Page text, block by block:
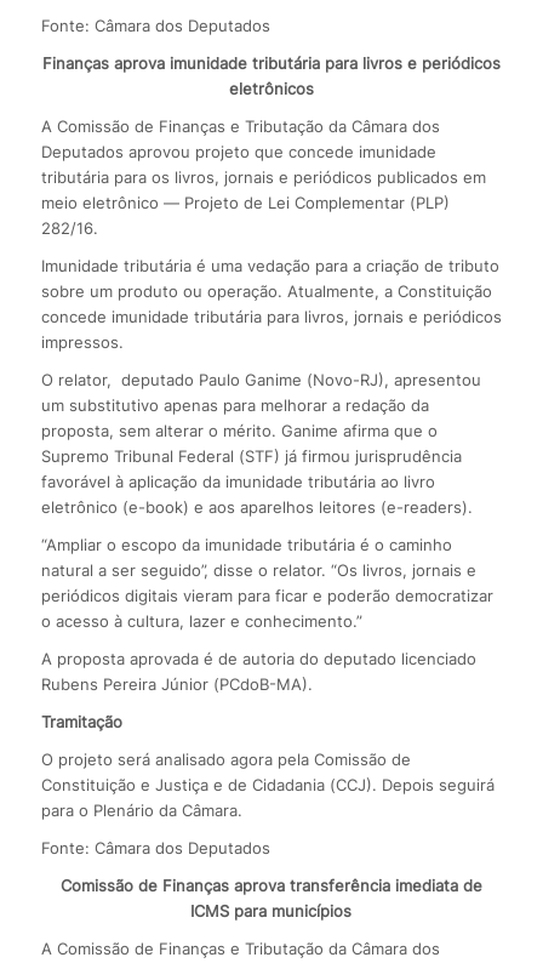
Fonte: Câmara dos Deputados
Finanças aprova imunidade tributária para livros e periódicos
eletrônicos
A Comissão de Finanças e Tributação da Câmara dos
Deputados aprovou projeto que concede imunidade
tributária para os livros, jornais e periódicos publicados em
meio eletrônico — Projeto de Lei Complementar (PLP)
282/16.
Imunidade tributária é uma vedação para a criação de tributo
sobre um produto ou operação. Atualmente, a Constituição
concede imunidade tributária para livros, jornais e periódicos
impressos.
O relator, deputado Paulo Ganime (Novo-RJ), apresentou
um substitutivo apenas para melhorar a redação da
proposta, sem alterar o mérito. Ganime afirma que o
Supremo Tribunal Federal (STF) já firmou jurisprudência
favorável à aplicação da imunidade tributária ao livro
eletrônico (e-book) e aos aparelhos leitores (e-readers).
“Ampliar o escopo da imunidade tributária é o caminho
natural a ser seguido”, disse o relator. “Os livros, jornais e
periódicos digitais vieram para ficar e poderão democratizar
o acesso à cultura, lazer e conhecimento.”
A proposta aprovada é de autoria do deputado licenciado
Rubens Pereira Júnior (PCdoB-MA).
Tramitação
O projeto será analisado agora pela Comissão de
Constituição e Justiça e de Cidadania (CCJ). Depois seguirá
para o Plenário da Câmara.
Fonte: Câmara dos Deputados
Comissão de Finanças aprova transferência imediata de
ICMS para municípios
A Comissão de Finanças e Tributação da Câmara dos